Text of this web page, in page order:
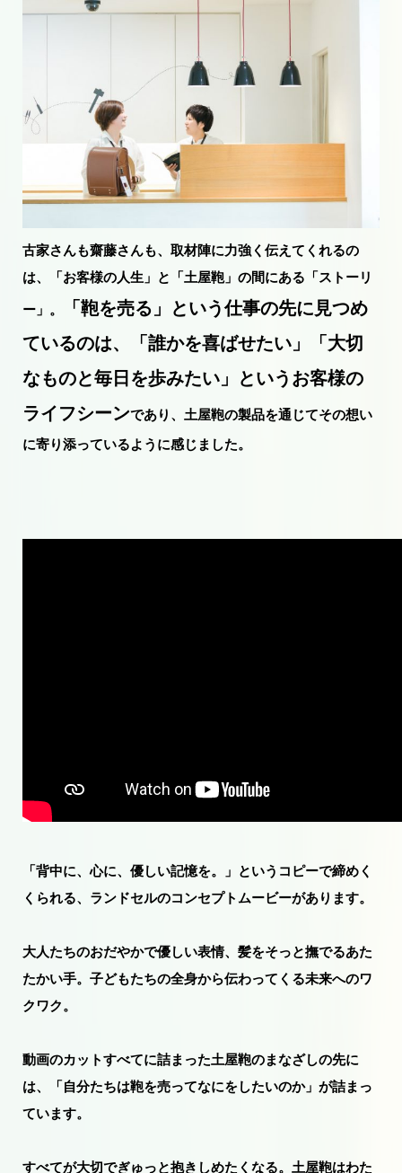
古家さんも齋藤さんも、取材陣に力強く伝えてくれるの
は、「お客様の人生」と「土屋鞄」の間にある「ストーリ
ー」。
「鞄を売る」という仕事の先に見つめ
ているのは、「誰かを喜ばせたい」「大切
なものと毎日を歩みたい」というお客様の
ライフシーンであり、土屋鞄の製品を通じてその想い
に寄り添っているように感じました。
「背中に、心に、優しい記憶を。」というコピーで締めく
くられる、ランドセルのコンセプトムービーがあります。
大人たちのおだやかで優しい表情、髪をそっと撫でるあた
たかい手。子どもたちの全身から伝わってくる未来へのワ
クワク。
動画のカットすべてに詰まった土屋鞄のまなざしの先に
は、「自分たちは鞄を売ってなにをしたいのか」が詰まっ
ています。
すべてが大切でぎゅっと抱きしめたくなる。土屋鞄はわた